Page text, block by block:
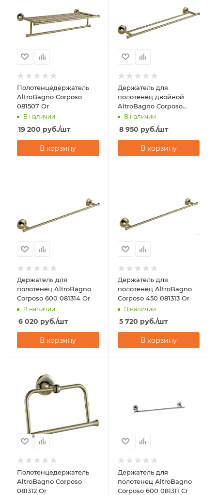
Полотенцедержатель
AltroBagno Corposo
081507 Or
В наличии
19 200 руб./шт
В корзину
Держатель для
полотенец двойной
AltroBagno Corposo
081407 Or
В наличии
8 950 руб./шт
В корзину
Держатель для
полотенец AltroBagno
Corposo 600 081314 Or
В наличии
6 020 руб./шт
В корзину
Держатель для
полотенец AltroBagno
Corposo 450 081313 Or
В наличии
5 720 руб./шт
В корзину
Полотенцедержатель
AltroBagno Corposo
081312 Or
Держатель для
полотенец AltroBagno
Corposo 600 081311 Cr